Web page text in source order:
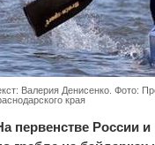
Валерия Денисенко. Фото:
края
первенстве России